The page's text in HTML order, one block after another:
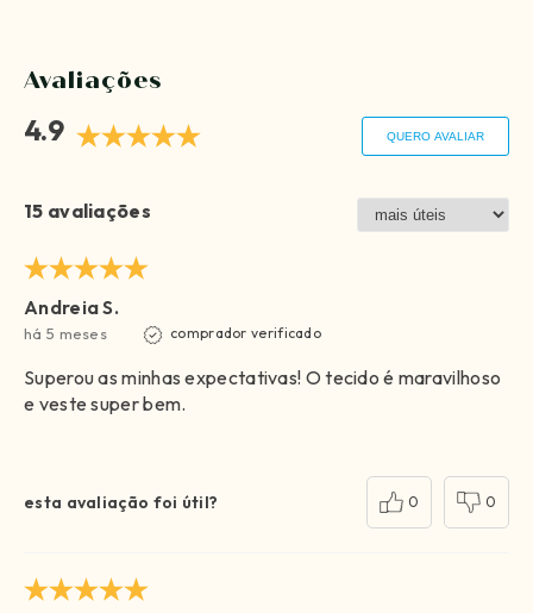
Avaliações
4.9 QUERO AVALIAR
15 avaliações
Andreia S.
há 5 meses comprador verificado
Superou as minhas expectativas! O tecido é maravilhoso
e veste super bem.
esta avaliação foi útil? 0 0